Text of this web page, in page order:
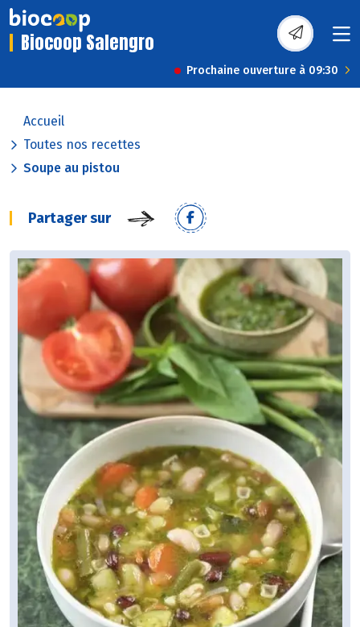
Biocoop Salengro
Prochaine ouverture à 09:30
Accueil
Toutes nos recettes
Soupe au pistou
Partager sur